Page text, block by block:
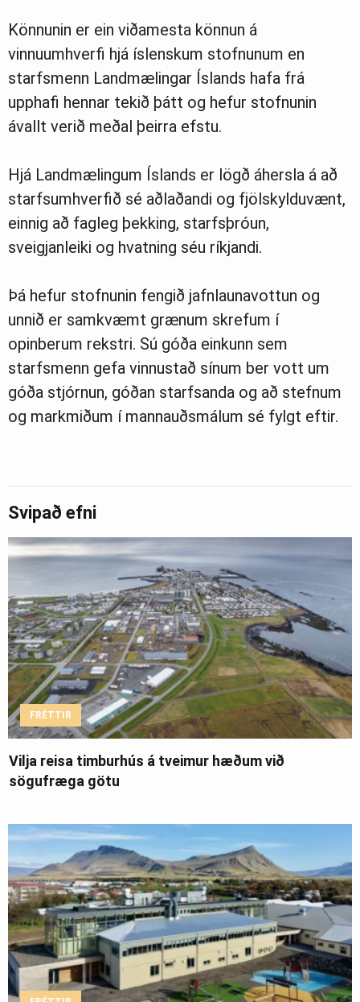
Könnunin er ein viðamesta könnun á
vinnuumhverfi hjá íslenskum stofnunum en
starfsmenn Landmælingar Íslands hafa frá
upphafi hennar tekið þátt og hefur stofnunin
ávallt verið meðal þeirra efstu.
Hjá Landmælingum Íslands er lögð áhersla á að
starfsumhverfið sé aðlaðandi og fjölskylduvænt,
einnig að fagleg þekking, starfsþróun,
sveigjanleiki og hvatning séu ríkjandi.
Þá hefur stofnunin fengið jafnlaunavottun og
unnið er samkvæmt grænum skrefum í
opinberum rekstri. Sú góða einkunn sem
starfsmenn gefa vinnustað sínum ber vott um
góða stjórnun, góðan starfsanda og að stefnum
og markmiðum í mannauðsmálum sé fylgt eftir.
Svipað efni
FRÉTTIR
Vilja reisa timburhús á tveimur hæðum við
sögufræga götu